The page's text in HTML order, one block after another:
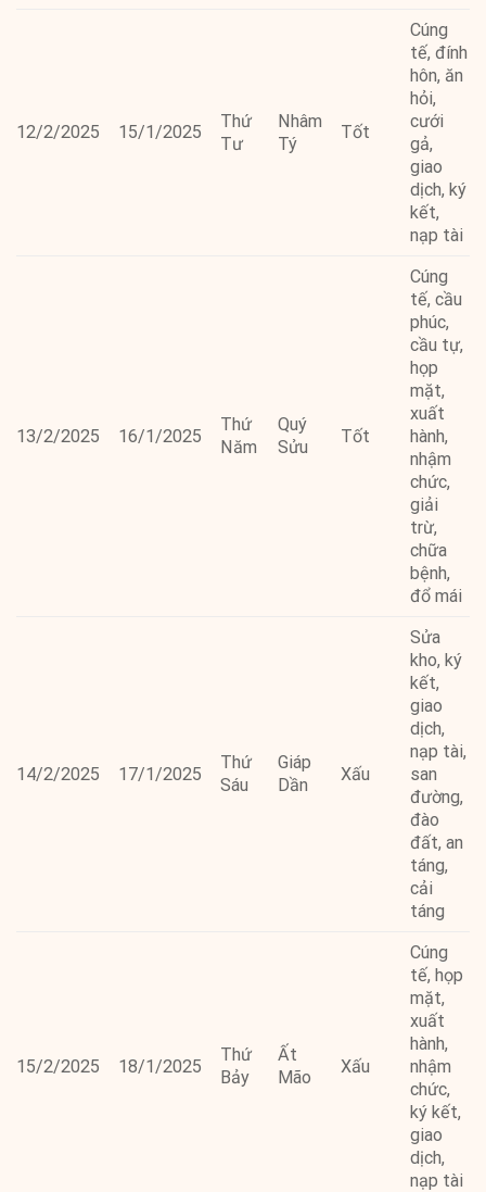
12/2/2025 15/1/2025
Thứ
Tư
Nhâm
Tý
Tốt
Cúng
tế, đính
hôn, ăn
hỏi,
cưới
gả,
giao
dịch, ký
kết,
nạp tài
13/2/2025 16/1/2025
Thứ
Năm
Quý
Sửu
Tốt
Cúng
tế, cầu
phúc,
cầu tự,
họp
mặt,
xuất
hành,
nhậm
chức,
giải
trừ,
chữa
bệnh,
đổ mái
14/2/2025 17/1/2025
Thứ
Sáu
Giáp
Dần
Xấu
Sửa
kho, ký
kết,
giao
dịch,
nạp tài,
san
đường,
đào
đất, an
táng,
cải
táng
15/2/2025 18/1/2025
Thứ
Bảy
Ất
Mão
Xấu
Cúng
tế, họp
mặt,
xuất
hành,
nhậm
chức,
ký kết,
giao
dịch,
nạp tài